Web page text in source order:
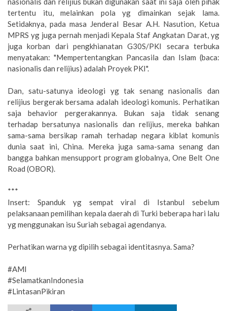
tertentu itu, melainkan pola yg dimainkan sejak lama.
Setidaknya, pada masa Jenderal Besar A.H. Nasution, Ketua
MPRS yg juga pernah menjadi Kepala Staf Angkatan Darat, yg
juga korban dari pengkhianatan G30S/PKI secara terbuka
menyatakan: "Mempertentangkan Pancasila dan Islam (baca:
nasionalis dan relijius) adalah Proyek PKI".
Dan, satu-satunya ideologi yg tak senang nasionalis dan
relijius bergerak bersama adalah ideologi komunis. Perhatikan
saja behavior pergerakannya. Bukan saja tidak senang
terhadap bersatunya nasionalis dan relijius, mereka bahkan
sama-sama bersikap ramah terhadap negara kiblat komunis
dunia saat ini, China. Mereka juga sama-sama senang dan
bangga bahkan mensupport program globalnya, One Belt One
Road (OBOR).
***
Insert: Spanduk yg sempat viral di Istanbul sebelum
pelaksanaan pemilihan kepala daerah di Turki beberapa hari lalu
yg menggunakan isu Suriah sebagai agendanya.
Perhatikan warna yg dipilih sebagai identitasnya. Sama?
#AMI
#SelamatkanIndonesia
#LintasanPikiran